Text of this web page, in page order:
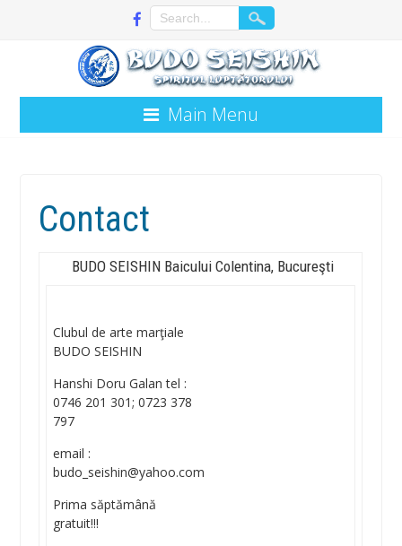
Main Menu
Contact
BUDO SEISHIN Baicului Colentina, Bucureşti
Clubul de arte marţiale
BUDO SEISHIN
Hanshi Doru Galan tel :
0746 201 301; 0723 378
797
email :
budo_seishin@yahoo.com
Prima săptămână
gratuit!!!